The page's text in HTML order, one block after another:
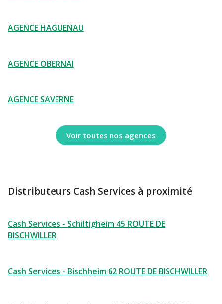
AGENCE HAGUENAU
AGENCE OBERNAI
AGENCE SAVERNE
Voir toutes nos agences
Distributeurs Cash Services à proximité
Cash Services - Schiltigheim 45 ROUTE DE
BISCHWILLER
Cash Services - Bischheim 62 ROUTE DE BISCHWILLER